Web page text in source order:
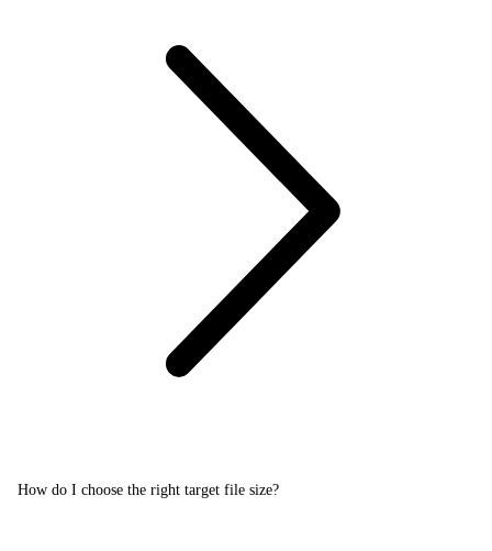
How do I choose the right target file size?